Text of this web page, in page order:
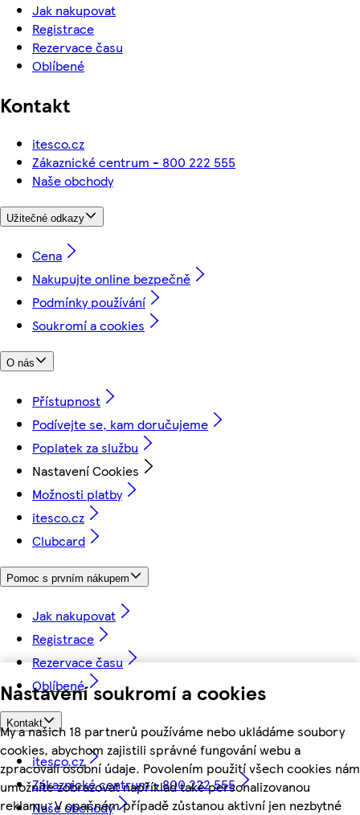
Nastavení soukromí a cookies
My a našich 18 partnerů používáme nebo ukládáme soubory
cookies, abychom zajistili správné fungování webu a
zpracovali osobní údaje. Povolením použití všech cookies nám
umožníte zobrazovat například také personalizovanou
reklamu. V opačném případě zůstanou aktivní jen nezbytné
Jak nakupovat
Registrace
Rezervace času
Oblíbené
Kontakt
itesco.cz
Zákaznické centrum - 800 222 555
Naše obchody
Užitečné odkazy
Cena
Nakupujte online bezpečně
Podmínky používání
Soukromí a cookies
O nás
Přístupnost
Podívejte se, kam doručujeme
Poplatek za službu
Nastavení Cookies
Možnosti platby
itesco.cz
Clubcard
Pomoc s prvním nákupem
Jak nakupovat
Registrace
Rezervace času
Oblíbené
Kontakt
itesco.cz
Zákaznické centrum - 800 222 555
Naše obchody